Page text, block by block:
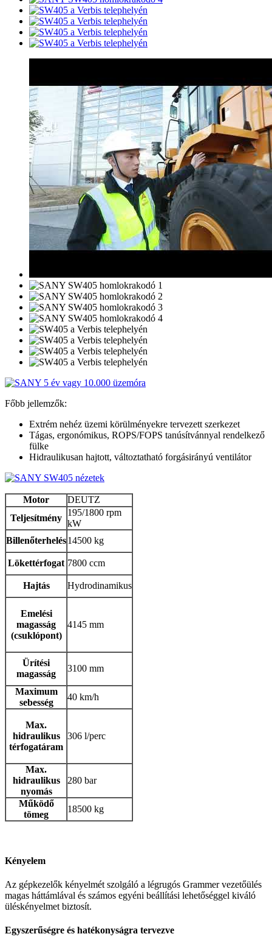
Főbb jellemzők:
Extrém nehéz üzemi körülményekre tervezett szerkezet
Tágas, ergonómikus, ROPS/FOPS tanúsítvánnyal rendelkező
fülke
Hidraulikusan hajtott, változtatható forgásirányú ventilátor
Motor
DEUTZ
Teljesítmény
195/1800 rpm
kW
Billenőterhelés14500 kg
Lökettérfogat 7800 ccm
Hajtás Hydrodinamikus
Emelési
magasság
(csuklópont)
4145 mm
Ürítési
magasság
3100 mm
Maximum
sebesség
40 km/h
Max.
hidraulikus
térfogatáram
306 l/perc
Max.
hidraulikus
nyomás
280 bar
Működő
tömeg
18500 kg
Kényelem
Az gépkezelők kényelmét szolgáló a légrugós Grammer vezetőülés
magas háttámlával és számos egyéni beállítási lehetőséggel kiváló
üléskényelmet biztosít.
Egyszerűségre és hatékonyságra tervezve